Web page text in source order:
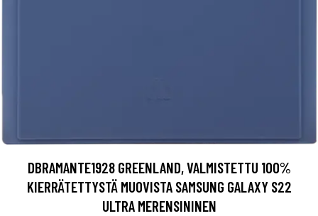
DBRAMANTE1928 GREENLAND, VALMISTETTU 100%
KIERRÄTETTYSTÄ MUOVISTA SAMSUNG GALAXY S22
ULTRA MERENSININEN